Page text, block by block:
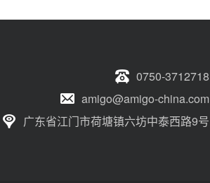
0750-3712718
amigo@amigo-china.com
广东省江门市荷塘镇六坊中泰西路9号